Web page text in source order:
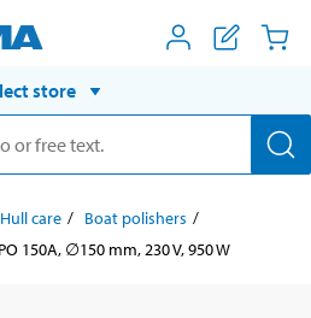
store
Hull care
Boat polishers
150A, ∅150 mm, 230 V, 950 W